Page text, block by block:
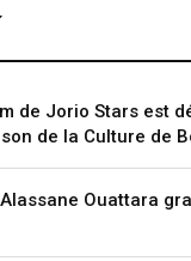
de Jorio Stars est
de la Culture de
Alassane Ouattara